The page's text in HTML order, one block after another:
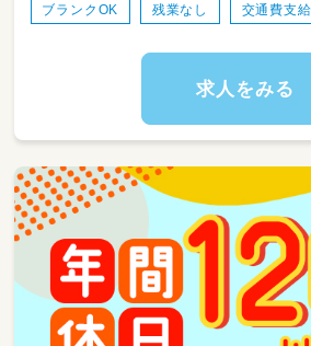
※正社員として、クラス運
ブランクOK 残業なし 交通費支給
求人をみる